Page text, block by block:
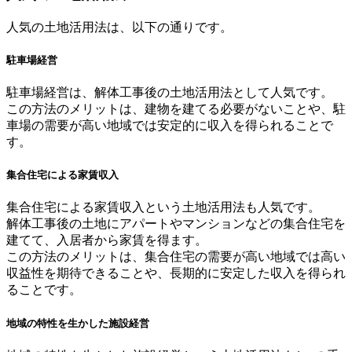
人気の土地活用法は、以下の通りです。
駐車場経営
駐車場経営は、解体工事後の土地活用法として人気です。
この方法のメリットは、建物を建てる必要がないことや、駐
車場の需要が高い地域では安定的に収入を得られることで
す。
集合住宅による家賃収入
集合住宅による家賃収入という土地活用法も人気です。
解体工事後の土地にアパートやマンションなどの集合住宅を
建てて、入居者から家賃を得ます。
この方法のメリットは、集合住宅の需要が高い地域では高い
収益性を期待できることや、長期的に安定した収入を得られ
ることです。
地域の特性を生かした施設経営